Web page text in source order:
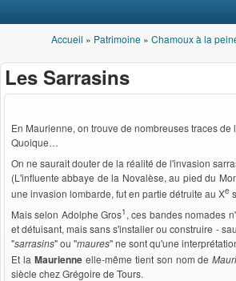
Vous êtes ici
Accueil » Patrimoine » Chamoux à la
Les Sarrasins
En Maurienne, on trouve de nombreuses traces de
Quoique…
On ne saurait douter de la réalité de l'invasion
(L'influente abbaye de la Novalèse, au pied du
une invasion lombarde, fut en partie détruite au Xe
Mais selon Adolphe Gros1 , ces bandes nomades
et détuisant, mais sans s'installer ou construire -
"sarrasins" ou "maures" ne sont qu'une
Et la Maurienneelle-même tient son nom de
siècle chez Grégoire de Tours.